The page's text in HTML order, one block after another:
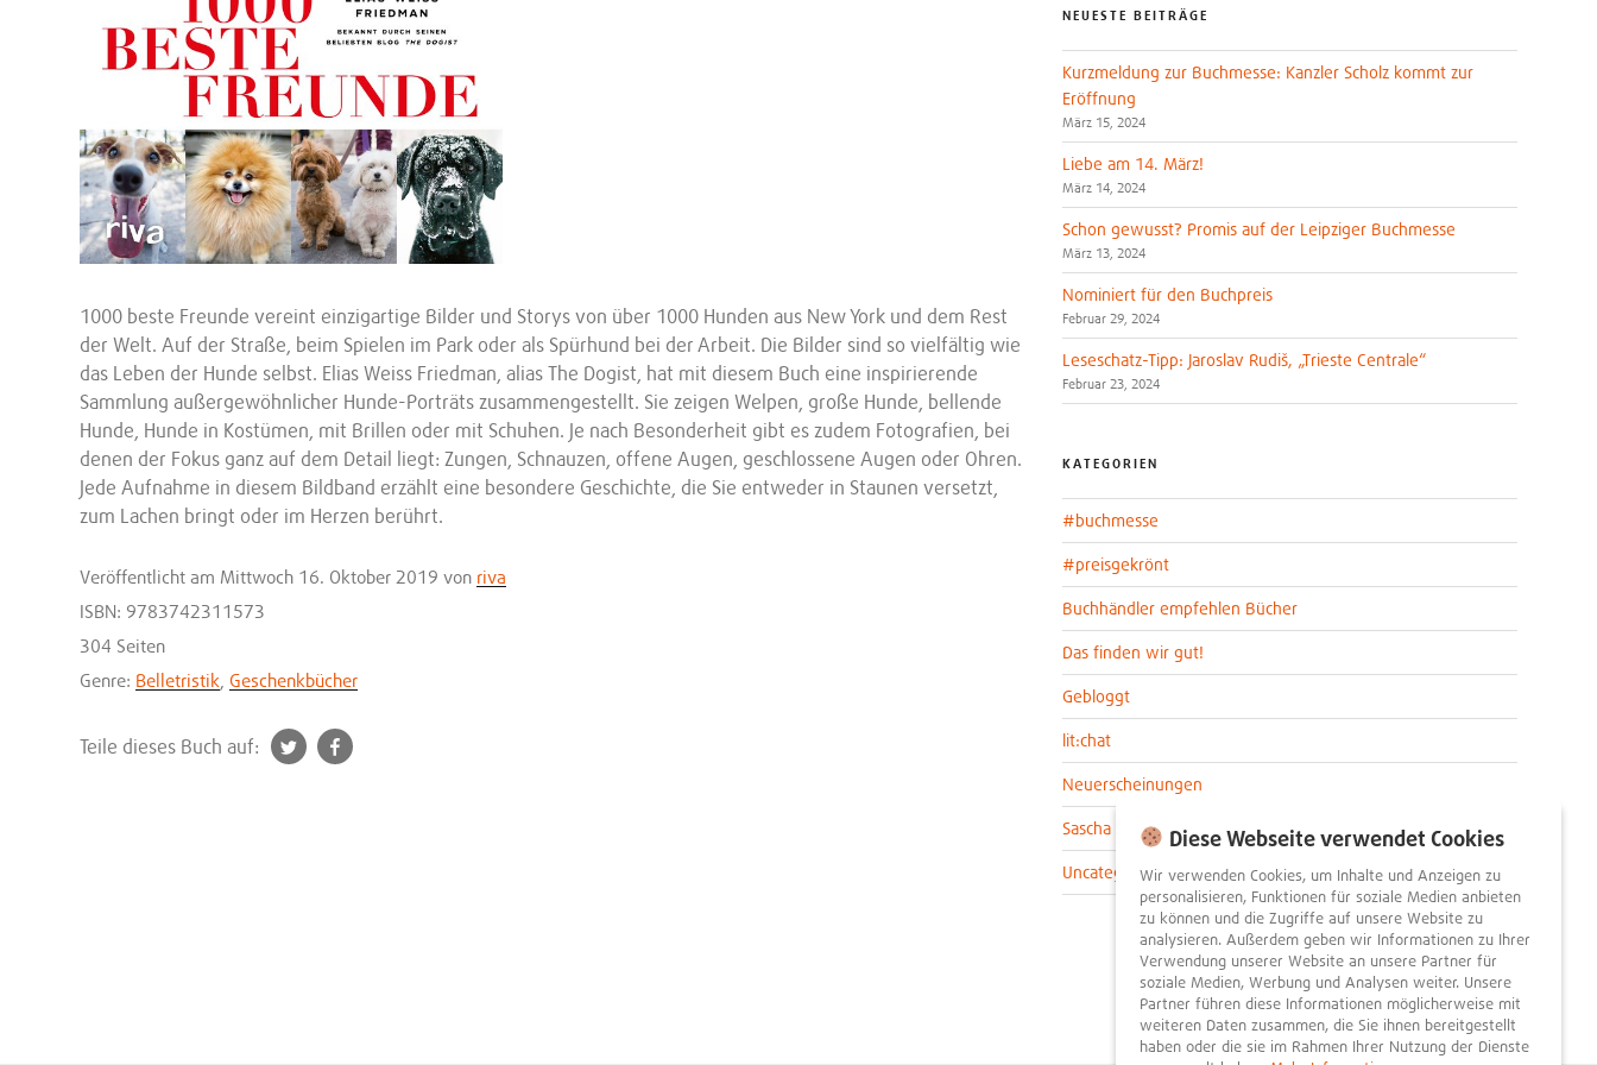
1000 beste Freunde vereint einzigartige Bilder und Storys von über 1000 Hunden aus New York und dem Rest
der Welt. Auf der Straße, beim Spielen im Park oder als Spürhund bei der Arbeit. Die Bilder sind so vielfältig wie
das Leben der Hunde selbst. Elias Weiss Friedman, alias The Dogist, hat mit diesem Buch eine inspirierende
Sammlung außergewöhnlicher Hunde-Porträts zusammengestellt. Sie zeigen Welpen, große Hunde, bellende
Hunde, Hunde in Kostümen, mit Brillen oder mit Schuhen. Je nach Besonderheit gibt es zudem Fotografien, bei
denen der Fokus ganz auf dem Detail liegt: Zungen, Schnauzen, offene Augen, geschlossene Augen oder Ohren.
Jede Aufnahme in diesem Bildband erzählt eine besondere Geschichte, die Sie entweder in Staunen versetzt,
zum Lachen bringt oder im Herzen berührt.
Veröffentlicht am Mittwoch 16. Oktober 2019 von riva
ISBN: 9783742311573
304 Seiten
Genre: Belletristik ,Geschenkbücher
Teile dieses Buch auf:
t
f
NEUESTE BEITRÄGE
Kurzmeldung zur Buchmesse: Kanzler Scholz kommt zur
Eröffnung
März 15, 2024
Liebe am 14. März!
März 14, 2024
Schon gewusst? Promis auf der Leipziger Buchmesse
März 13, 2024
Nominiert für den Buchpreis
Februar 29, 2024
Leseschatz-Tipp: Jaroslav Rudiš, „Trieste Centrale“
Februar 23, 2024
KATEGORIEN
#buchmesse
#preisgekrönt
Buchhändler empfehlen Bücher
Das finden wir gut!
Gebloggt
lit:chat
Neuerscheinungen
Sascha im lit:blog
Uncategorized
Diese Webseite verwendet Cookies
Wir verwenden Cookies, um Inhalte und Anzeigen zu
personalisieren, Funktionen für soziale Medien anbieten
zu können und die Zugriffe auf unsere Website zu
analysieren. Außerdem geben wir Informationen zu Ihrer
Verwendung unserer Website an unsere Partner für
soziale Medien, Werbung und Analysen weiter. Unsere
Partner führen diese Informationen möglicherweise mit
weiteren Daten zusammen, die Sie ihnen bereitgestellt
haben oder die sie im Rahmen Ihrer Nutzung der Dienste